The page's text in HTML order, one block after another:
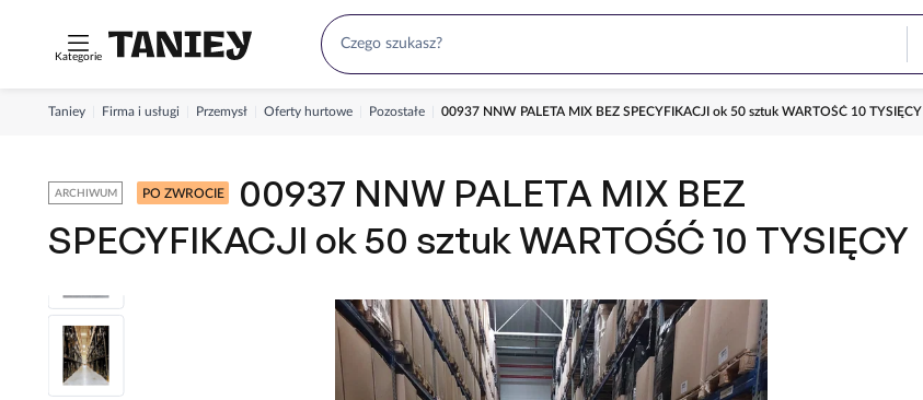
Kategorie
Taniey Firma i usługi Przemysł Oferty hurtowe Pozostałe 00937 NNW PALETA MIX BEZ SPECYFIKACJI ok 50 sztuk WARTOŚĆ 10 TYSIĘCY
ARCHIWUM PO ZWROCIE
00937 NNW PALETA MIX BEZ
SPECYFIKACJI ok 50 sztuk WARTOŚĆ 10 TYSIĘCY